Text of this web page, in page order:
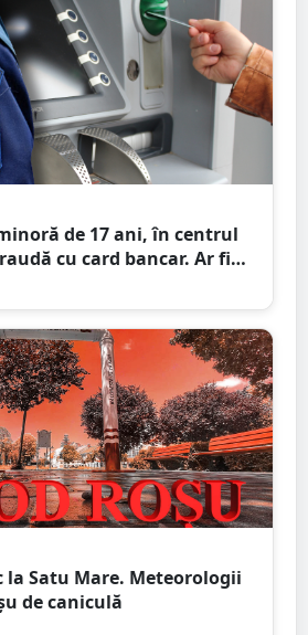
minoră de 17 ani, în centrul
cu card bancar. Ar fi
ilegale, ajutată de trei
la Satu Mare. Meteorologii
de caniculă